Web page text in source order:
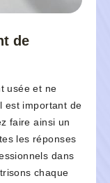
de
usée et ne
est important de
faire ainsi un
les réponses
dans
chaque